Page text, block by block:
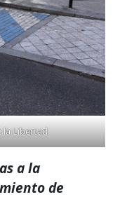
la Libertad
a la
de